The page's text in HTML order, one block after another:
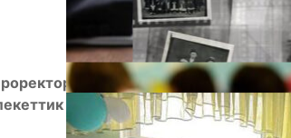
У.Мамытов жетектеген
университетинде болуп